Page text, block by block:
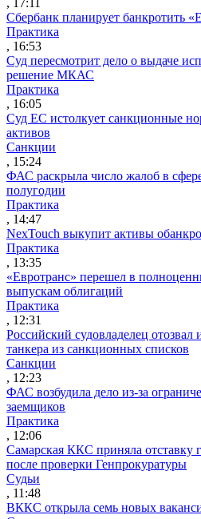
Сбербанк планирует банкротить
Практика
, 16:53
Суд пересмотрит дело о выдаче
решение МКАС
Практика
, 16:05
Суд ЕС истолкует санкционные
активов
Санкции
, 15:24
ФАС раскрыла число жалоб в
полугодии
Практика
, 14:47
NexTouch выкупит активы
Практика
, 13:35
«Евротранс» перешел в
выпускам облигаций
Практика
, 12:31
Российский судовладелец
танкера из санкционных списков
Санкции
, 12:23
ФАС возбудила дело из-за
заемщиков
Практика
, 12:06
Самарская ККС приняла отставку
после проверки Генпрокуратуры
Судьи
, 11:48
ВККС открыла семь новых